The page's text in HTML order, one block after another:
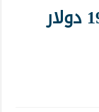
الذهب يكسر حاجز 1950 دولار